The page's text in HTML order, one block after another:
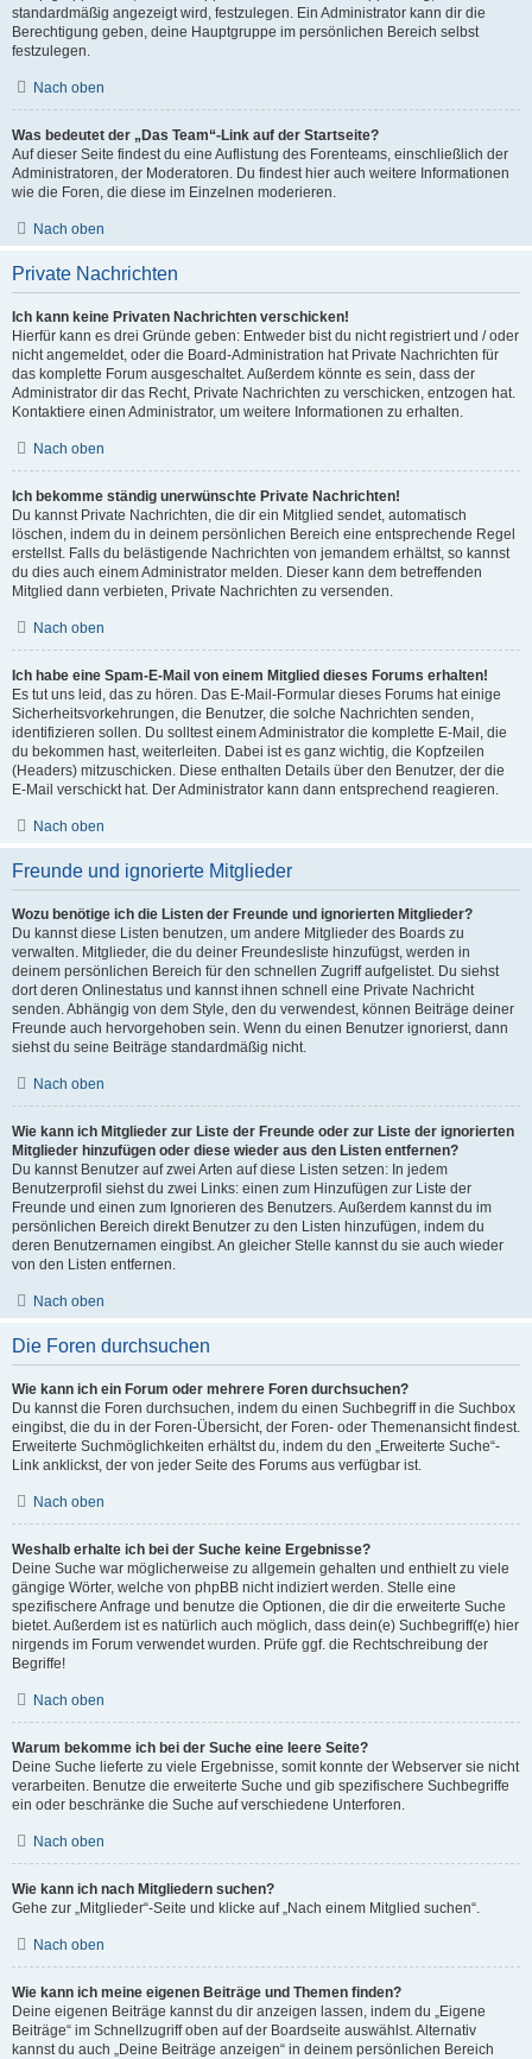
standardmäßig angezeigt wird, festzulegen. Ein Administrator kann dir die
Berechtigung geben, deine Hauptgruppe im persönlichen Bereich selbst
festzulegen.
Nach oben
Was bedeutet der „Das Team“-Link auf der Startseite?
Auf dieser Seite findest du eine Auflistung des Forenteams, einschließlich der
Administratoren, der Moderatoren. Du findest hier auch weitere Informationen
wie die Foren, die diese im Einzelnen moderieren.
Nach oben
Private Nachrichten
Ich kann keine Privaten Nachrichten verschicken!
Hierfür kann es drei Gründe geben: Entweder bist du nicht registriert und / oder
nicht angemeldet, oder die Board-Administration hat Private Nachrichten für
das komplette Forum ausgeschaltet. Außerdem könnte es sein, dass der
Administrator dir das Recht, Private Nachrichten zu verschicken, entzogen hat.
Kontaktiere einen Administrator, um weitere Informationen zu erhalten.
Nach oben
Ich bekomme ständig unerwünschte Private Nachrichten!
Du kannst Private Nachrichten, die dir ein Mitglied sendet, automatisch
löschen, indem du in deinem persönlichen Bereich eine entsprechende Regel
erstellst. Falls du belästigende Nachrichten von jemandem erhältst, so kannst
du dies auch einem Administrator melden. Dieser kann dem betreffenden
Mitglied dann verbieten, Private Nachrichten zu versenden.
Nach oben
Ich habe eine Spam-E-Mail von einem Mitglied dieses Forums erhalten!
Es tut uns leid, das zu hören. Das E-Mail-Formular dieses Forums hat einige
Sicherheitsvorkehrungen, die Benutzer, die solche Nachrichten senden,
identifizieren sollen. Du solltest einem Administrator die komplette E-Mail, die
du bekommen hast, weiterleiten. Dabei ist es ganz wichtig, die Kopfzeilen
(Headers) mitzuschicken. Diese enthalten Details über den Benutzer, der die
E-Mail verschickt hat. Der Administrator kann dann entsprechend reagieren.
Nach oben
Freunde und ignorierte Mitglieder
Wozu benötige ich die Listen der Freunde und ignorierten Mitglieder?
Du kannst diese Listen benutzen, um andere Mitglieder des Boards zu
verwalten. Mitglieder, die du deiner Freundesliste hinzufügst, werden in
deinem persönlichen Bereich für den schnellen Zugriff aufgelistet. Du siehst
dort deren Onlinestatus und kannst ihnen schnell eine Private Nachricht
senden. Abhängig von dem Style, den du verwendest, können Beiträge deiner
Freunde auch hervorgehoben sein. Wenn du einen Benutzer ignorierst, dann
siehst du seine Beiträge standardmäßig nicht.
Nach oben
Wie kann ich Mitglieder zur Liste der Freunde oder zur Liste der ignorierten
Mitglieder hinzufügen oder diese wieder aus den Listen entfernen?
Du kannst Benutzer auf zwei Arten auf diese Listen setzen: In jedem
Benutzerprofil siehst du zwei Links: einen zum Hinzufügen zur Liste der
Freunde und einen zum Ignorieren des Benutzers. Außerdem kannst du im
persönlichen Bereich direkt Benutzer zu den Listen hinzufügen, indem du
deren Benutzernamen eingibst. An gleicher Stelle kannst du sie auch wieder
von den Listen entfernen.
Nach oben
Die Foren durchsuchen
Wie kann ich ein Forum oder mehrere Foren durchsuchen?
Du kannst die Foren durchsuchen, indem du einen Suchbegriff in die Suchbox
eingibst, die du in der Foren-Übersicht, der Foren- oder Themenansicht findest.
Erweiterte Suchmöglichkeiten erhältst du, indem du den „Erweiterte Suche“-
Link anklickst, der von jeder Seite des Forums aus verfügbar ist.
Nach oben
Weshalb erhalte ich bei der Suche keine Ergebnisse?
Deine Suche war möglicherweise zu allgemein gehalten und enthielt zu viele
gängige Wörter, welche von phpBB nicht indiziert werden. Stelle eine
spezifischere Anfrage und benutze die Optionen, die dir die erweiterte Suche
bietet. Außerdem ist es natürlich auch möglich, dass dein(e) Suchbegriff(e) hier
nirgends im Forum verwendet wurden. Prüfe ggf. die Rechtschreibung der
Begriffe!
Nach oben
Warum bekomme ich bei der Suche eine leere Seite?
Deine Suche lieferte zu viele Ergebnisse, somit konnte der Webserver sie nicht
verarbeiten. Benutze die erweiterte Suche und gib spezifischere Suchbegriffe
ein oder beschränke die Suche auf verschiedene Unterforen.
Nach oben
Wie kann ich nach Mitgliedern suchen?
Gehe zur „Mitglieder“-Seite und klicke auf „Nach einem Mitglied suchen“.
Nach oben
Wie kann ich meine eigenen Beiträge und Themen finden?
Deine eigenen Beiträge kannst du dir anzeigen lassen, indem du „Eigene
Beiträge“ im Schnellzugriff oben auf der Boardseite auswählst. Alternativ
kannst du auch „Deine Beiträge anzeigen“ in deinem persönlichen Bereich